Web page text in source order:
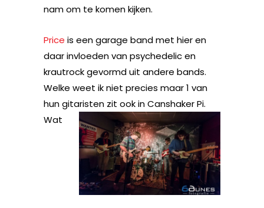
nam om te komen kijken.
Price is een garage band met hier en
daar invloeden van psychedelic en
krautrock gevormd uit andere bands.
Welke weet ik niet precies maar 1 van
hun gitaristen zit ook inCanshaker Pi.
Wat